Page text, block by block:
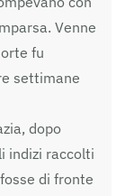
Venne
fu
settimane
dopo
indizi raccolti
di fronte